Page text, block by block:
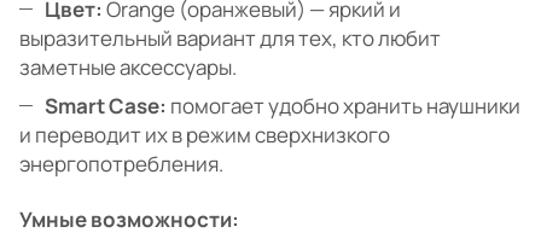
Цвет: Orange (оранжевый) — яркий и
выразительный вариант для тех, кто любит
заметные аксессуары.
Smart Case: помогает удобно хранить наушники
и переводит их в режим сверхнизкого
энергопотребления.
Умные возможности: